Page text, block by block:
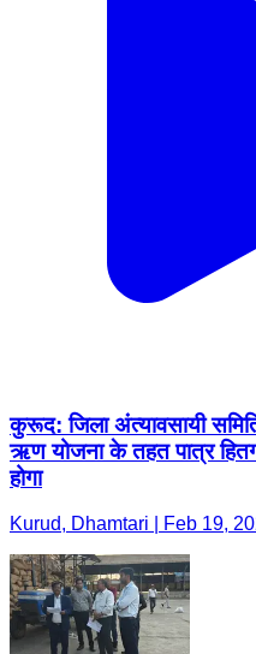
कुरूद: जिला अंत्यावसायी
ऋण योजना के तहत पात्र
होगा
Kurud, Dhamtari | Feb 19,